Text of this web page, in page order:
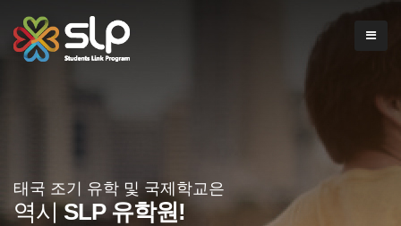
태국 조기 유학 및 국제학교은
역시SLP 유학원!